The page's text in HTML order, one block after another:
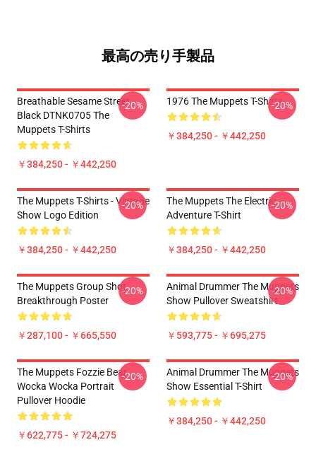
最高の売り手製品
Breathable Sesame Street
Black DTNK0705 The
Muppets T-Shirts
￥384,250 - ￥442,250
-20% 1976 The Muppets T-Shirts
￥384,250 - ￥442,250
-20%
The Muppets T-Shirts - Vintage
Show Logo Edition
￥384,250 - ￥442,250
-20%
The Muppets The Electric
Adventure T-Shirt
￥384,250 - ￥442,250
-20%
The Muppets Group Shot
Breakthrough Poster
￥287,100 - ￥665,550
-20%
Animal Drummer The Muppets
Show Pullover Sweatshirt
￥593,775 - ￥695,275
-20%
The Muppets Fozzie Bear
Wocka Wocka Portrait
Pullover Hoodie
￥622,775 - ￥724,275
-20%
Animal Drummer The Muppets
Show Essential T-Shirt
￥384,250 - ￥442,250
-20%